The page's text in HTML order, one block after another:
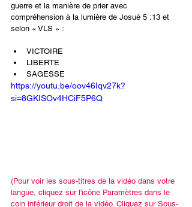
guerre et la manière de prier avec
compréhension à la lumière de Josué 5 :13 et
selon « VLS » :
VICTOIRE
LIBERTE
SAGESSE
https://youtu.be/oov46Iqv27k?
si=8GKISOv4HCiF5P6Q
(Pour voir les sous-titres de la vidéo dans votre
langue, cliquez sur l'icône Paramètres dans le
coin inférieur droit de la vidéo. Cliquez sur Sous-